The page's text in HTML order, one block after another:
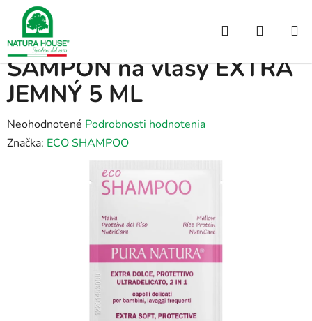
Prejsť
obsah
Hľadať
Domov
/ VZORKY /
ŠAMPÓN na vlasy EXTRA
JEMNÝ 5 ML
Priemerné
hodnotenie
Neohodnotené Podrobnosti hodnotenia
Značka: ECO SHAMPOO